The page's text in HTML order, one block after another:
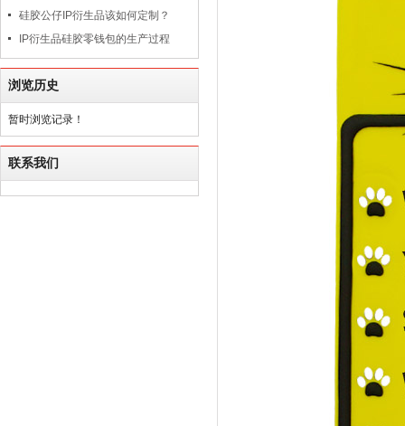
硅胶公仔IP衍生品该如何定制？
IP衍生品硅胶零钱包的生产过程
浏览历史
暂时浏览记录！
联系我们